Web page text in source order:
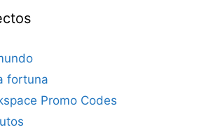
fortuna
Promo Codes